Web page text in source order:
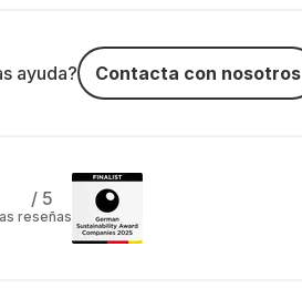
ayuda? Contacta con nosotros
/ 5
reseñas